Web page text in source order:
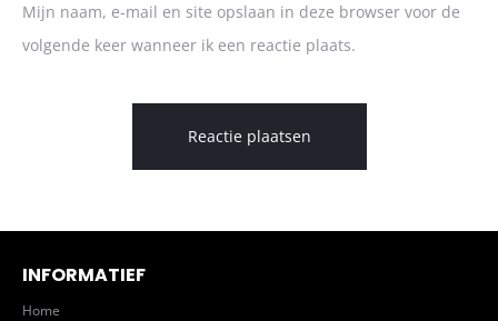
Mijn naam, e-mail en site opslaan in deze browser voor de
volgende keer wanneer ik een reactie plaats.
INFORMATIEF
Home